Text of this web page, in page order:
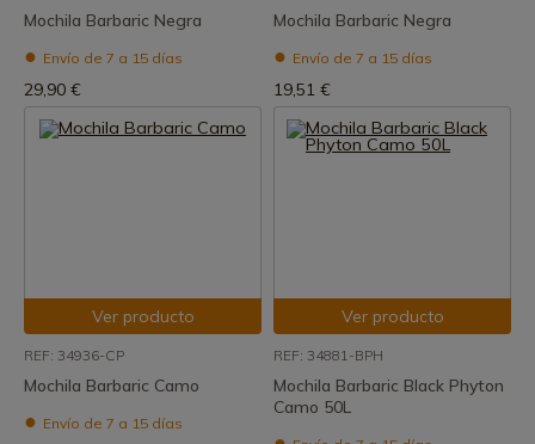
Mochila Barbaric Negra
Envío de 7 a 15 días
29,90 €
Mochila Barbaric Negra
Envío de 7 a 15 días
19,51 €
Ver producto
REF: 34936-CP
Mochila Barbaric Camo
Envío de 7 a 15 días
Ver producto
REF: 34881-BPH
Mochila Barbaric Black Phyton
Camo 50L